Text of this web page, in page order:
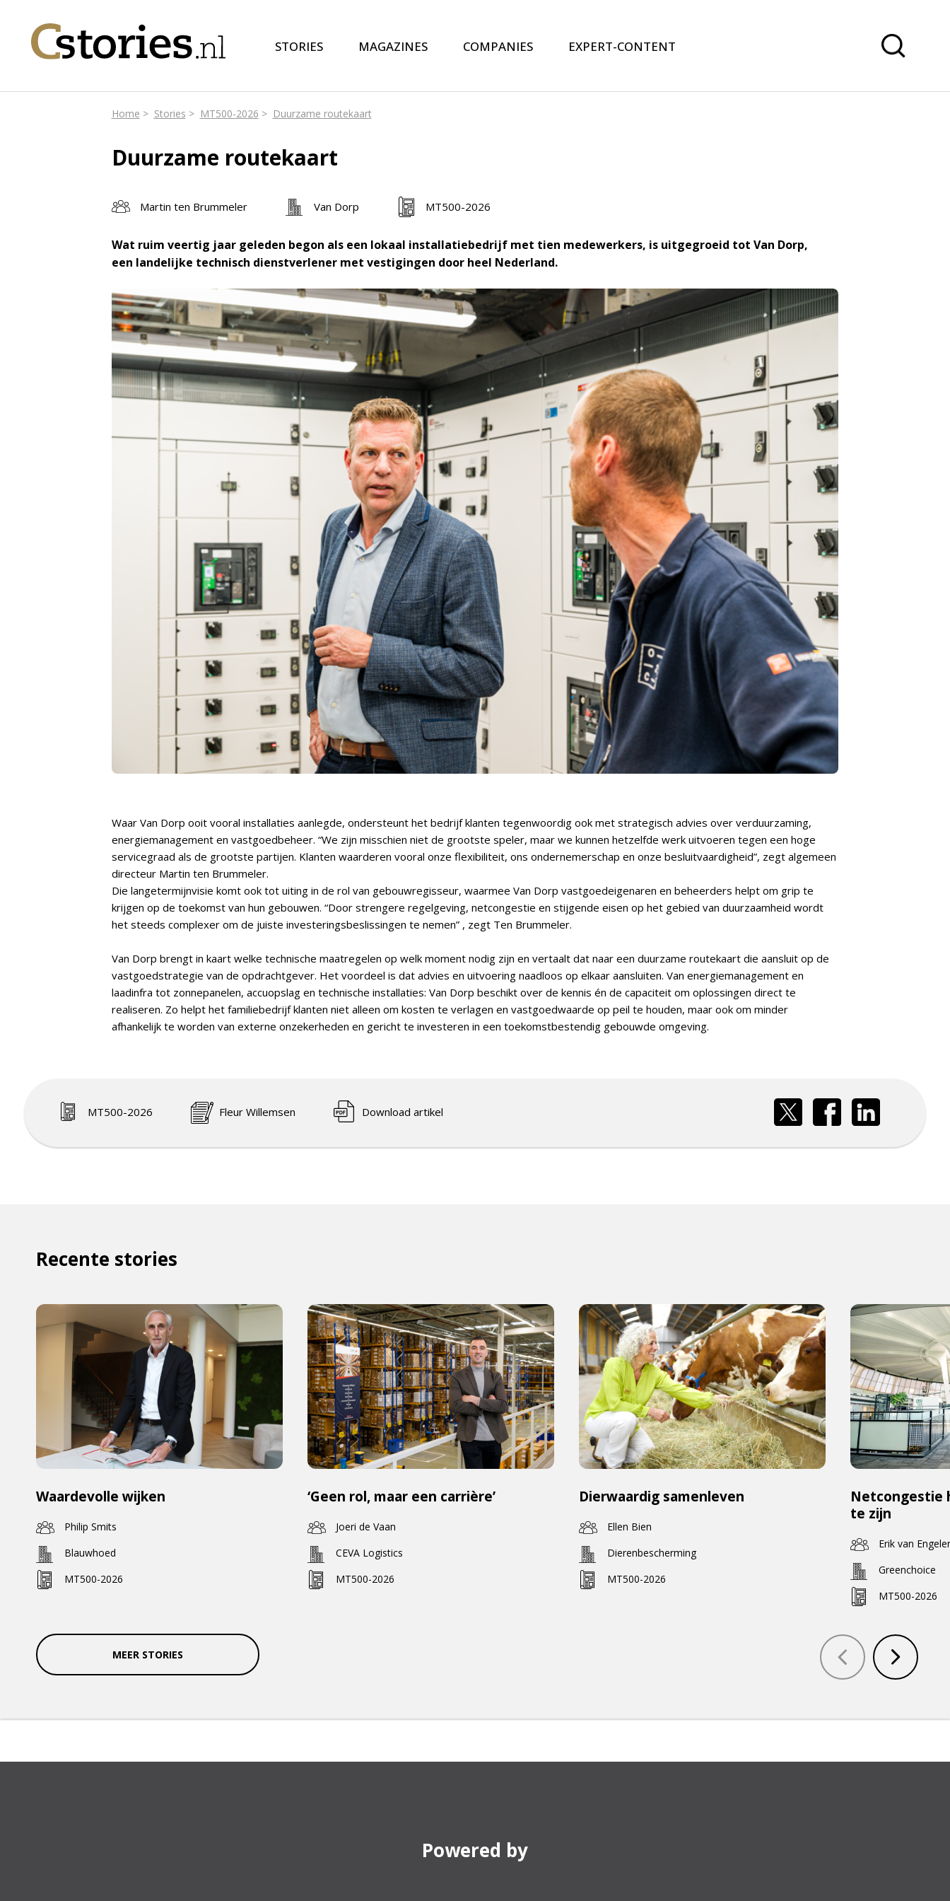
STORIES MAGAZINES COMPANIES EXPERT-CONTENT
Home Stories MT500-2026 Duurzame routekaart
Duurzame routekaart
Martin ten Brummeler Van Dorp MT500-2026
Wat ruim veertig jaar geleden begon als een lokaal installatiebedrijf met tien medewerkers, is uitgegroeid tot Van Dorp,
een landelijke technisch dienstverlener met vestigingen door heel Nederland.
Waar Van Dorp ooit vooral installaties aanlegde, ondersteunt het bedrijf klanten tegenwoordig ook met strategisch advies over verduurzaming,
energiemanagement en vastgoedbeheer. “We zijn misschien niet de grootste speler, maar we kunnen hetzelfde werk uitvoeren tegen een hoge
servicegraad als de grootste partijen. Klanten waarderen vooral onze flexibiliteit, ons ondernemerschap en onze besluitvaardigheid”, zegt algemeen
directeur Martin ten Brummeler.
Die langetermijnvisie komt ook tot uiting in de rol van gebouwregisseur, waarmee Van Dorp vastgoedeigenaren en beheerders helpt om grip te
krijgen op de toekomst van hun gebouwen. “Door strengere regelgeving, netcongestie en stijgende eisen op het gebied van duurzaamheid wordt
het steeds complexer om de juiste investeringsbeslissingen te nemen” , zegt Ten Brummeler.
Van Dorp brengt in kaart welke technische maatregelen op welk moment nodig zijn en vertaalt dat naar een duurzame routekaart die aansluit op de
vastgoedstrategie van de opdrachtgever. Het voordeel is dat advies en uitvoering naadloos op elkaar aansluiten. Van energiemanagement en
laadinfra tot zonnepanelen, accuopslag en technische installaties: Van Dorp beschikt over de kennis én de capaciteit om oplossingen direct te
realiseren. Zo helpt het familiebedrijf klanten niet alleen om kosten te verlagen en vastgoedwaarde op peil te houden, maar ook om minder
afhankelijk te worden van externe onzekerheden en gericht te investeren in een toekomstbestendig gebouwde omgeving.
MT500-2026 Fleur Willemsen Download artikel
Recente stories
Waardevolle wijken
Philip Smits
Blauwhoed
MT500-2026
‘Geen rol, maar een carrière’
Joeri de Vaan
CEVA Logistics
MT500-2026
Dierwaardig samenleven
Ellen Bien
Dierenbescherming
MT500-2026
Netcongestie
te zijn
Erik van
Greenchoice
MT500-2026
MEER STORIES
Powered by